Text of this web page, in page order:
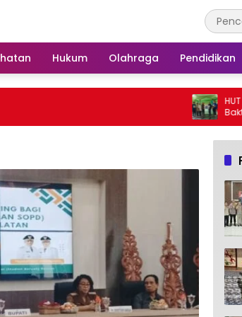
Hukum Olahraga Pendidikan
HUT ke-25,
Bakti Sosial
Langgar Nurul